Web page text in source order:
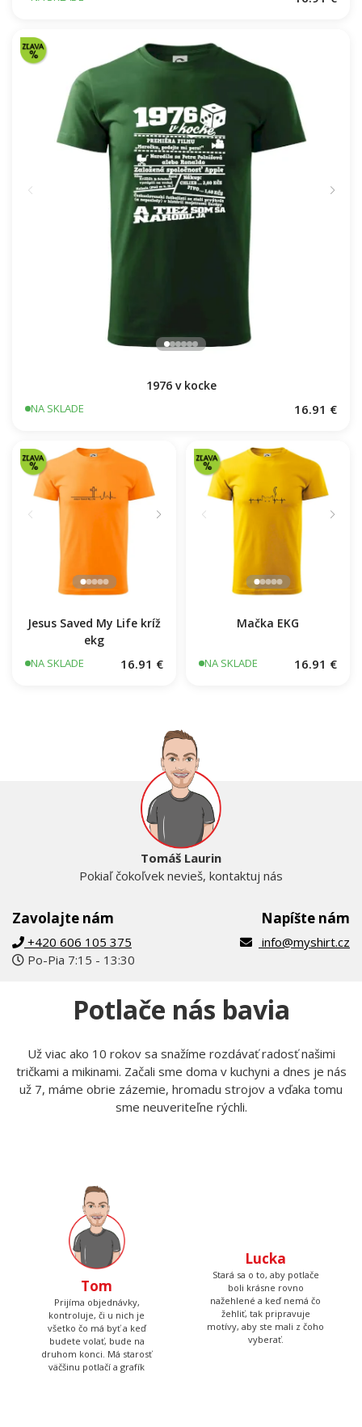
NA SKLADE
NA SKLADE 16.91 €
Jesus Saved My Life kríž
Mačka EKG
Zavolajte nám
Po-Pia 7:15 - 13:30
Pokiaľ čokoľvek nevieš, kontaktuj nás
Potlače nás bavia
Už viac ako 10 rokov sa snažíme rozdávať radosť našimi
Tom
Prijíma objednávky,
kontroluje, či u nich je
všetko čo má byť a keď
Lucka
Stará sa o to, aby potlače
boli krásne rovno
nažehlené a keď nemá čo
žehliť, tak pripravuje
motívy, aby ste mali z čoho
vyberať.